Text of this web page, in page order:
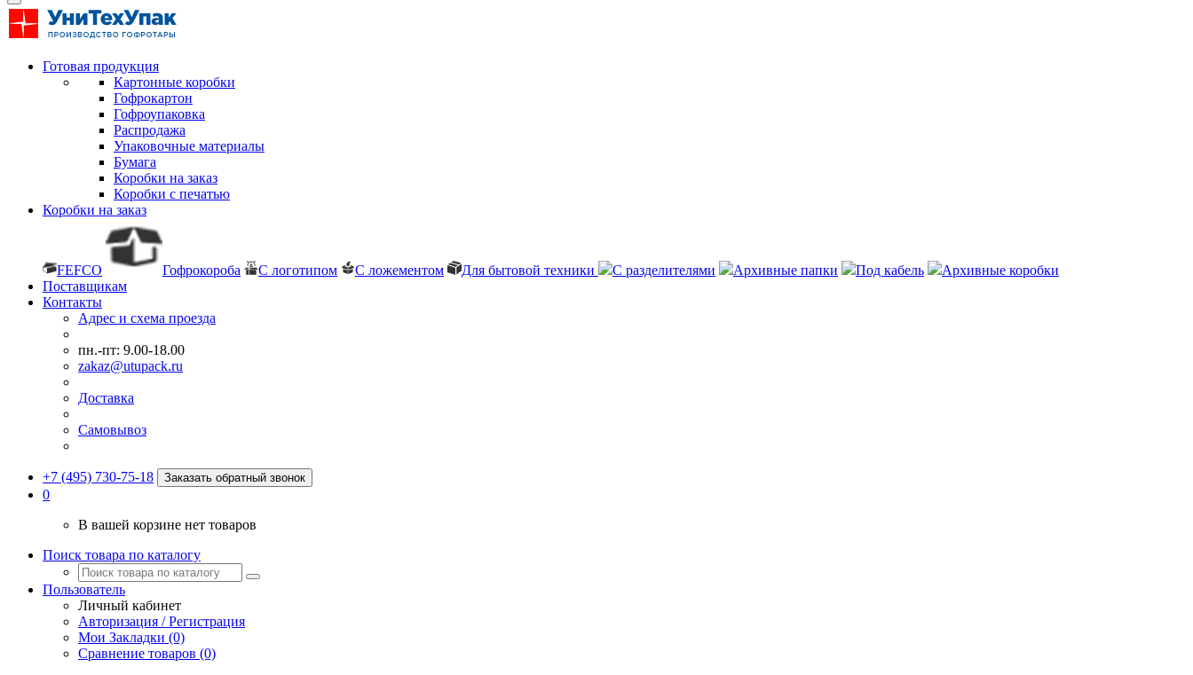
Готовая продукция
Картонные коробки
Гофрокартон
Гофроупаковка
Распродажа
Упаковочные материалы
Бумага
Коробки на заказ
Коробки с печатью
Коробки на заказ
FEFCO Гофрокороба С логотипом С ложементом Для бытовой техники С разделителями Архивные папки Под кабель
Архивные коробки
Поставщикам
Контакты
Адрес и схема проезда
пн.-пт: 9.00-18.00
zakaz@utupack.ru
Доставка
Самовывоз
+7 (495) 730-75-18 Заказать обратный звонок
0
В вашей корзине нет товаров
Поиск товара по каталогу
Пользователь
Личный кабинет
Авторизация / Регистрация
Мои Закладки (0)
Сравнение товаров (0)